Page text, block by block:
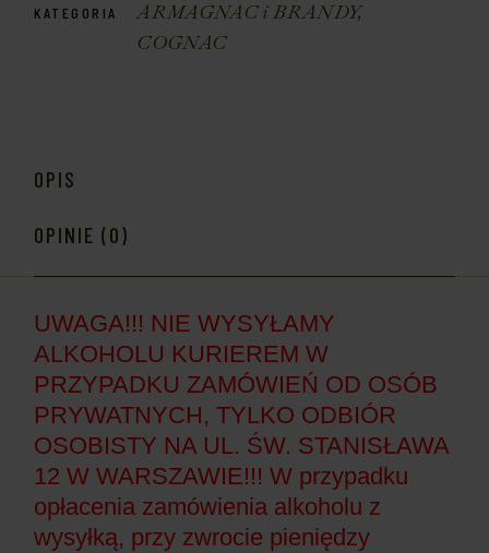
KATEGORIA ARMAGNAC i BRANDY,
COGNAC
OPIS
OPINIE (0)
UWAGA!!! NIE WYSYŁAMY
ALKOHOLU KURIEREM W
PRZYPADKU ZAMÓWIEŃ OD OSÓB
PRYWATNYCH, TYLKO ODBIÓR
OSOBISTY NA UL. ŚW. STANISŁAWA
12 W WARSZAWIE!!! W przypadku
opłacenia zamówienia alkoholu z
wysyłką, przy zwrocie pieniędzy